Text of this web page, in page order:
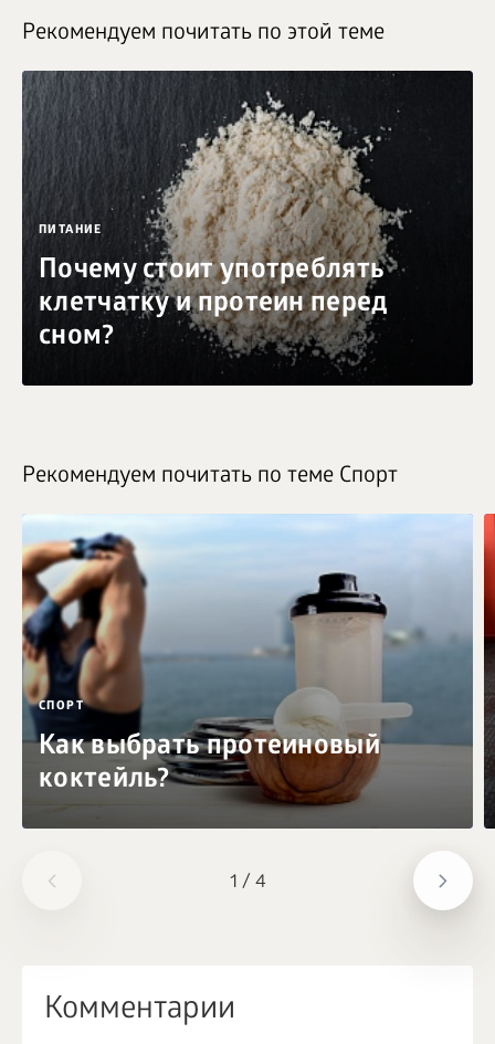
Рекомендуем почитать по этой теме
ПИТАНИЕ
Почему стоит употреблять
клетчатку и протеин перед
сном?
1 / 4
Рекомендуем почитать по теме Спорт
СПОРТ
Как выбрать протеиновый
коктейль?
Комментарии